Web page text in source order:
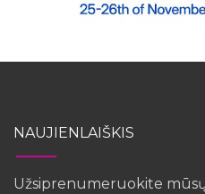
NAUJIENLAIŠKIS
Užsiprenumeruokite